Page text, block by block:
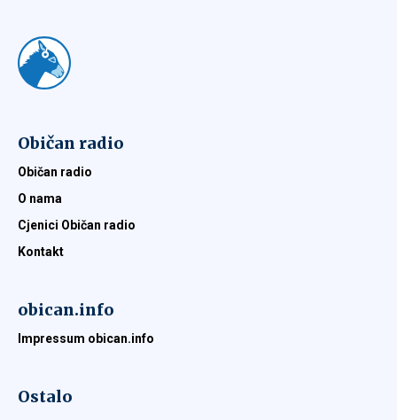
Običan radio
Običan radio
O nama
Cjenici Običan radio
Kontakt
obican.info
Impressum obican.info
Ostalo